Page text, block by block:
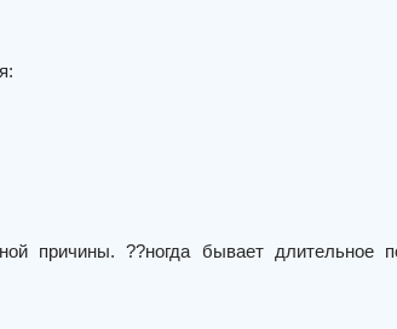
причины. ??ногда бывает длительное